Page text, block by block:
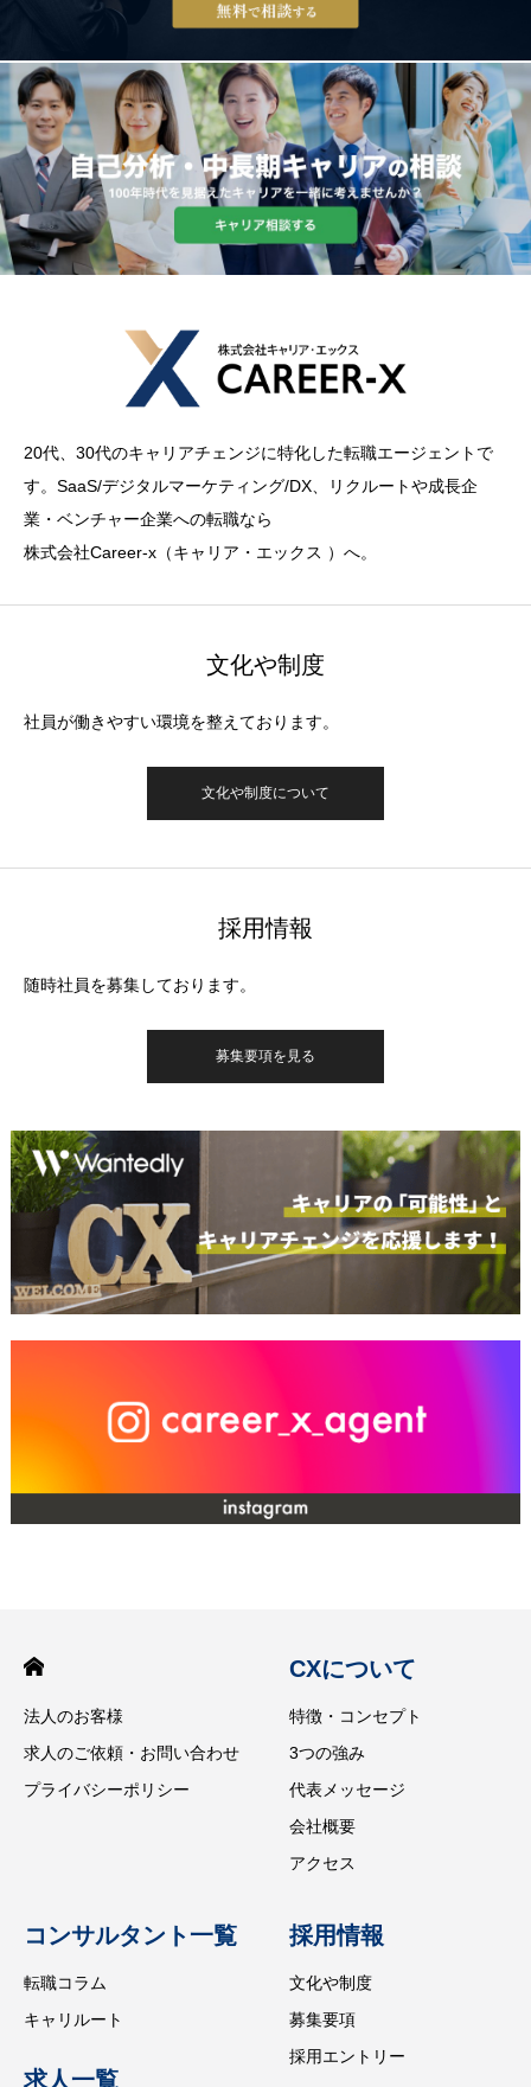
20代、30代のキャリアチェンジに特化した転職エージェントで
す。SaaS/デジタルマーケティング/DX、リクルートや成長企
業・ベンチャー企業への転職なら
株式会社Career-x（キャリア・エックス ）へ。
文化や制度
社員が働きやすい環境を整えております。
文化や制度について
採用情報
随時社員を募集しております。
募集要項を見る
法人のお客様
求人のご依頼・お問い合わせ
プライバシーポリシー
CXについて
特徴・コンセプト
3つの強み
代表メッセージ
会社概要
アクセス
コンサルタント一覧
転職コラム
キャリルート
求人一覧
採用情報
文化や制度
募集要項
採用エントリー